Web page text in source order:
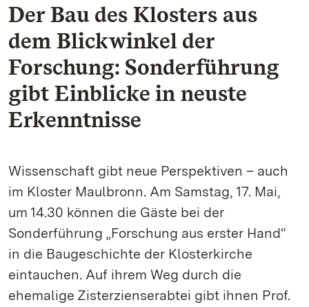
Der Bau des Klosters aus
dem Blickwinkel der
Forschung: Sonderführung
gibt Einblicke in neuste
Erkenntnisse
Wissenschaft gibt neue Perspektiven – auch
im Kloster Maulbronn. Am Samstag, 17. Mai,
um 14.30 können die Gäste bei der
Sonderführung „Forschung aus erster Hand“
in die Baugeschichte der Klosterkirche
eintauchen. Auf ihrem Weg durch die
ehemalige Zisterzienserabtei gibt ihnen Prof.